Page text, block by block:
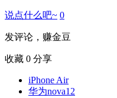
说点什么吧~ 0
发评论，赚金豆
收藏 0 分享
iPhone Air
华为nova12